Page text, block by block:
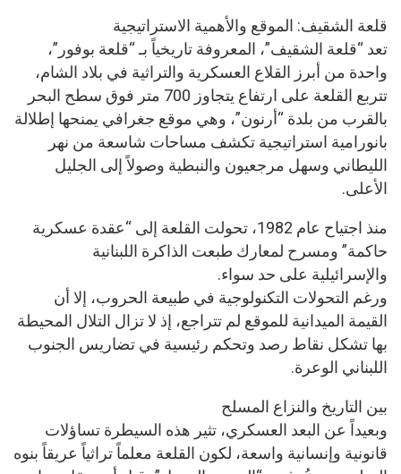
قلعة الشقيف: الموقع والأهمية الاستراتيجية
تعد “قلعة الشقيف”، المعروفة تاريخياً بـ “قلعة بوفور”،
واحدة من أبرز القلاع العسكرية والتراثية في بلاد الشام،
تتربع القلعة على ارتفاع يتجاوز 700 متر فوق سطح البحر
بالقرب من بلدة “أرنون”، وهي موقع جغرافي يمنحها إطلالة
بانورامية استراتيجية تكشف مساحات شاسعة من نهر
الليطاني وسهل مرجعيون والنبطية وصولاً إلى الجليل
الأعلى.
منذ اجتياح عام 1982، تحولت القلعة إلى “عقدة عسكرية
حاكمة” ومسرح لمعارك طبعت الذاكرة اللبنانية
والإسرائيلية على حد سواء.
ورغم التحولات التكنولوجية في طبيعة الحروب، إلا أن
القيمة الميدانية للموقع لم تتراجع، إذ لا تزال التلال المحيطة
بها تشكل نقاط رصد وتحكم رئيسية في تضاريس الجنوب
اللبناني الوعرة.
بين التاريخ والنزاع المسلح
وبعيداً عن البعد العسكري، تثير هذه السيطرة تساؤلات
قانونية وإنسانية واسعة، لكون القلعة معلماً تراثياً عريقاً بنوه